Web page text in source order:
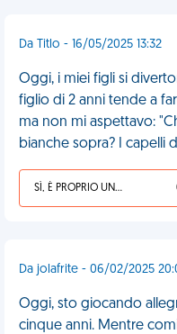
Da Titlo - 16/05/2025 13:32
Oggi, i miei figli si
figlio di 2 anni tende a
ma non mi aspettavo:
bianche sopra? I capelli
SÌ, È PROPRIO UNA VDM!
Da jolafrite - 06/02/2025
Oggi, sto giocando
cinque anni. Mentre